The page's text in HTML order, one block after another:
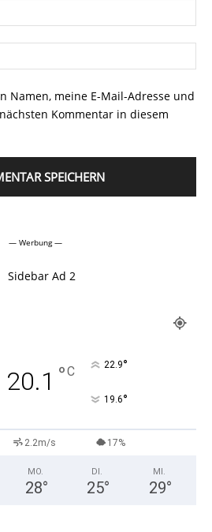
Namen, meine E-Mail-Adresse und
Kommentar in diesem
— Werbung —
20.1 °C 22.9°
19.6°
2.2m/s 17%
MO.
28°
DI.
25°
MI.
29°